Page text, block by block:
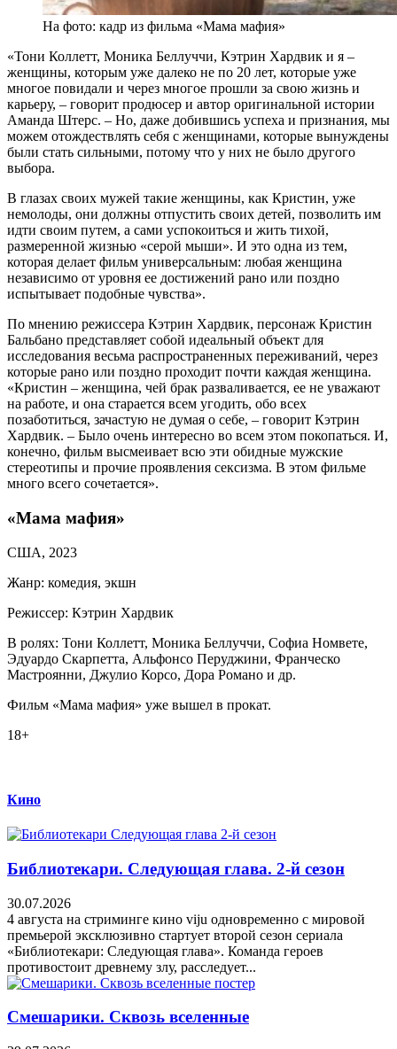
На фото: кадр из фильма «Мама мафия»
«Тони Коллетт, Моника Беллуччи, Кэтрин Хардвик и я –
женщины, которым уже далеко не по 20 лет, которые уже
многое повидали и через многое прошли за свою жизнь и
карьеру, – говорит продюсер и автор оригинальной истории
Аманда Штерс. – Но, даже добившись успеха и признания, мы
можем отождествлять себя с женщинами, которые вынуждены
были стать сильными, потому что у них не было другого
выбора.
В глазах своих мужей такие женщины, как Кристин, уже
немолоды, они должны отпустить своих детей, позволить им
идти своим путем, а сами успокоиться и жить тихой,
размеренной жизнью «серой мыши». И это одна из тем,
которая делает фильм универсальным: любая женщина
независимо от уровня ее достижений рано или поздно
испытывает подобные чувства».
По мнению режиссера Кэтрин Хардвик, персонаж Кристин
Бальбано представляет собой идеальный объект для
исследования весьма распространенных переживаний, через
которые рано или поздно проходит почти каждая женщина.
«Кристин – женщина, чей брак разваливается, ее не уважают
на работе, и она старается всем угодить, обо всех
позаботиться, зачастую не думая о себе, – говорит Кэтрин
Хардвик. – Было очень интересно во всем этом покопаться. И,
конечно, фильм высмеивает всю эти обидные мужские
стереотипы и прочие проявления сексизма. В этом фильме
много всего сочетается».
«Мама мафия»
США, 2023
Жанр: комедия, экшн
Режиссер: Кэтрин Хардвик
В ролях: Тони Коллетт, Моника Беллуччи, Софиа Номвете,
Эдуардо Скарпетта, Альфонсо Перуджини, Франческо
Мастроянни, Джулио Корсо, Дора Романо и др.
Фильм «Мама мафия» уже вышел в прокат.
18+
Кино
Библиотекари. Следующая глава. 2-й сезон
30.07.2026
4 августа на стриминге кино viju одновременно с мировой
премьерой эксклюзивно стартует второй сезон сериала
«Библиотекари: Следующая глава». Команда героев
противостоит древнему злу, расследует...
Смешарики. Сквозь вселенные